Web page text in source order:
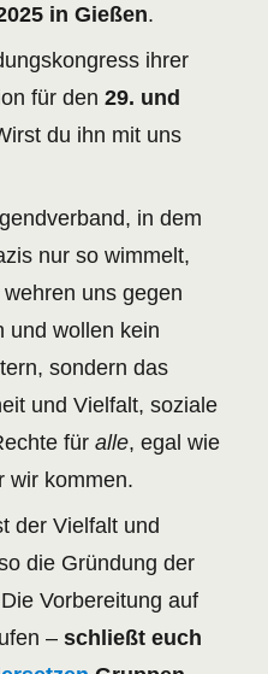
in Gießen.
ihrer
für den 29. und
du ihn mit uns
in dem
nur so wimmelt,
uns gegen
und wollen kein
sondern das
und Vielfalt, soziale
füralle, egal wie
wir kommen.
der Vielfalt und
die Gründung der
Vorbereitung auf
–schließt euch